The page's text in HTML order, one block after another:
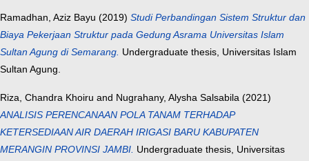
Ramadhan, Aziz Bayu (2019) Studi Perbandingan Sistem Struktur dan
Biaya Pekerjaan Struktur pada Gedung Asrama Universitas Islam
Sultan Agung di Semarang. Undergraduate thesis, Universitas Islam
Sultan Agung.
Riza, Chandra Khoiru and Nugrahany, Alysha Salsabila (2021)
ANALISIS PERENCANAAN POLA TANAM TERHADAP
KETERSEDIAAN AIR DAERAH IRIGASI BARU KABUPATEN
MERANGIN PROVINSI JAMBI. Undergraduate thesis, Universitas